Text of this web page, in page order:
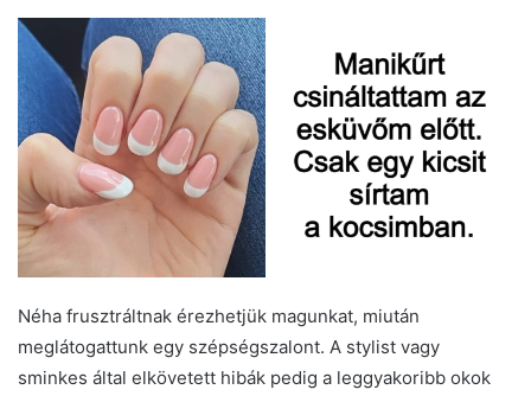
Néha frusztráltnak érezhetjük magunkat, miután
meglátogattunk egy szépségszalont. A stylist vagy
sminkes által elkövetett hibák pedig a leggyakoribb okok